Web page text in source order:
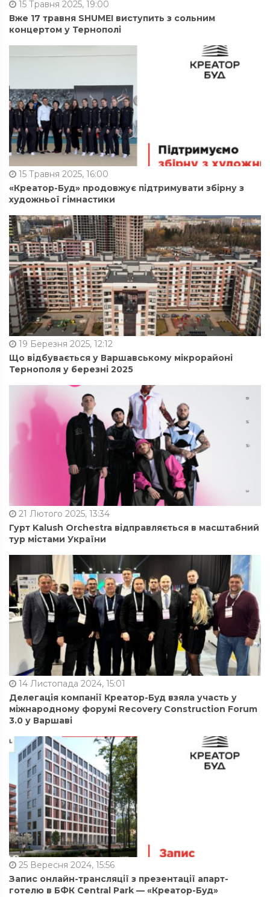
15 Травня 2025, 19:00
Вже 17 травня SHUMEI виступить з сольним
концертом у Тернополі
15 Травня 2025, 16:00
«Креатор-Буд» продовжує підтримувати збірну з
художньої гімнастики
19 Березня 2025, 12:12
Що відбувається у Варшавському мікрорайоні
Тернополя у березні 2025
21 Лютого 2025, 13:34
Гурт Kalush Orchestra відправляється в масштабний
тур містами України
14 Листопада 2024, 15:01
Делегація компанії Креатор-Буд взяла участь у
міжнародному форумі Recovery Construction Forum
3.0 у Варшаві
25 Вересня 2024, 15:56
Запис онлайн-трансляції з презентації апарт-
готелю в БФК Central Park — «Креатор-Буд»